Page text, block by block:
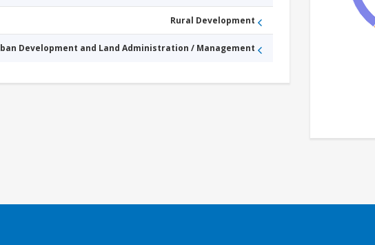
Rural Development
Development and Land Administration / Management